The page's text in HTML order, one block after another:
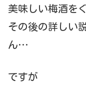
美味しい梅酒を
その後の詳しい
ん…
ですが